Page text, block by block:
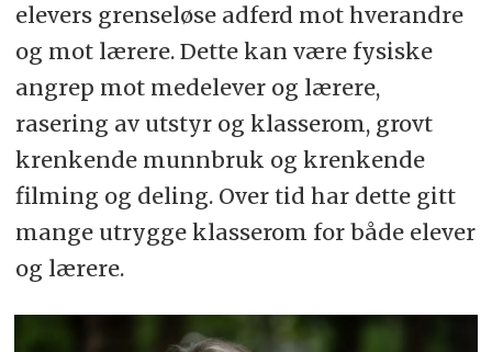
elevers grenseløse adferd mot hverandre
og mot lærere. Dette kan være fysiske
angrep mot medelever og lærere,
rasering av utstyr og klasserom, grovt
krenkende munnbruk og krenkende
filming og deling. Over tid har dette gitt
mange utrygge klasserom for både elever
og lærere.